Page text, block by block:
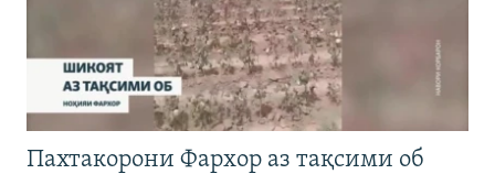
Пахтакорони Фархор аз тақсими об